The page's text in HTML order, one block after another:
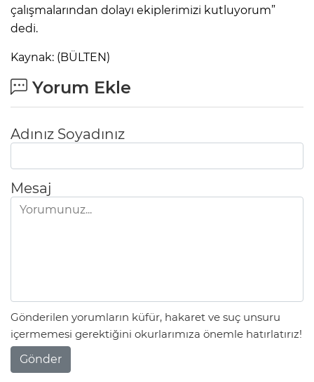
çalışmalarından dolayı ekiplerimizi kutluyorum”
dedi.
Kaynak: (BÜLTEN)
Yorum Ekle
Adınız Soyadınız
Mesaj
Gönderilen yorumların küfür, hakaret ve suç unsuru
içermemesi gerektiğini okurlarımıza önemle hatırlatırız!
Gönder